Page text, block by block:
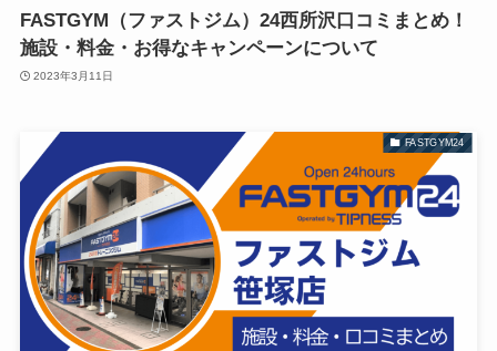
FASTGYM（ファストジム）24西所沢口コミまとめ！
施設・料金・お得なキャンペーンについて
2023年3月11日
FASTGYM24